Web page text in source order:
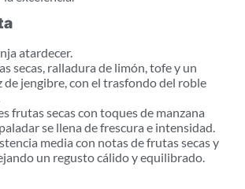
atardecer.
secas, ralladura de limón, tofe y un
de jengibre, con el trasfondo del roble
frutas secas con toques de manzana
se llena de frescura e intensidad.
media con notas de frutas secas y
un regusto cálido y equilibrado.